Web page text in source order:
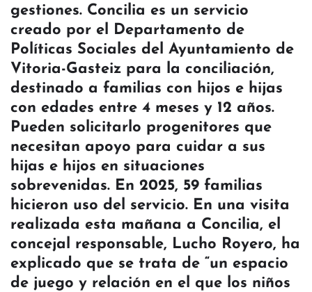
gestiones. Concilia es un servicio
creado por el Departamento de
Políticas Sociales del Ayuntamiento de
Vitoria-Gasteiz para la conciliación,
destinado a familias con hijos e hijas
con edades entre 4 meses y 12 años.
Pueden solicitarlo progenitores que
necesitan apoyo para cuidar a sus
hijas e hijos en situaciones
sobrevenidas. En 2025, 59 familias
hicieron uso del servicio. En una visita
realizada esta mañana a Concilia, el
concejal responsable, Lucho Royero, ha
explicado que se trata de “un espacio
de juego y relación en el que los niños